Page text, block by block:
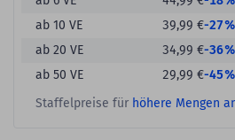
ab 10 VE
39,99 €-27%
ab 20 VE
34,99 €-36%
ab 50 VE
29,99 €-45%
Staffelpreise für höhere Mengen